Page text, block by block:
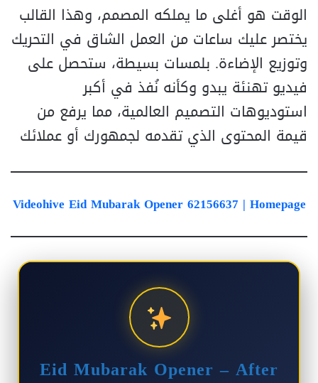
الوقت هو أغلى ما يملكه المصمم، وهذا القالب
يختصر عليك ساعات من العمل الشاق في التحريك
وتوزيع الإضاءة. بلمسات بسيطة، ستحصل على
فيديو تهنئة يبدو وكأنه نُفذ في أكبر
استوديوهات التصميم العالمية، مما يرفع من
قيمة المحتوى الذي تقدمه لجمهورك أو عملائك
Videohive Eid Mubarak Opener 62156637 | Homepage
Eid Mubarak Opener – After